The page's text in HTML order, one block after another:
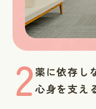
2薬に依存し
心身を支え